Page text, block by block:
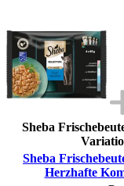
Sheba
Sheba
Herzhafte